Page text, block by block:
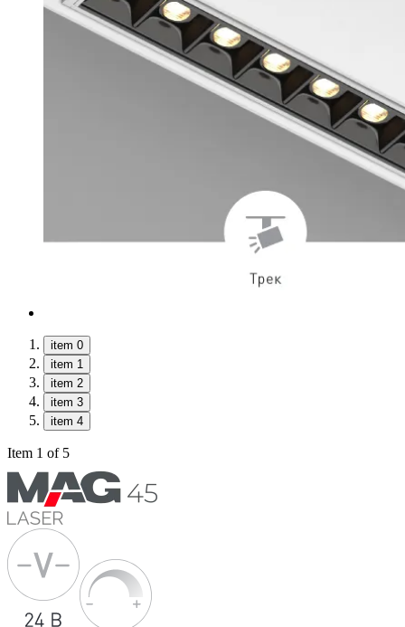
item 0
item 1
item 2
item 3
item 4
Item 1 of 5